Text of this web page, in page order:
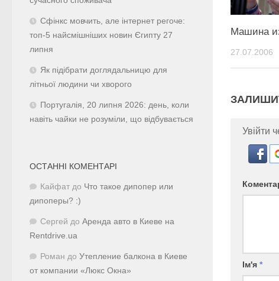
Машина
27.07.2006
Увійти
Ім'я *
Сфінкс мовчить, але інтернет регоче:
топ-5 найсмішніших новин Єгипту 27
липня
Як підібрати доглядальницю для
літньої людини чи хворого
Португалія, 20 липня 2026: день, коли
навіть чайки не розуміли, що відбувається
ОСТАННІ КОМЕНТАРІ
Кайфат до Что такое дипопер или
дипоперы? :)
Сергей до Аренда авто в Киеве на
Rentdrive.ua
Роман до Утепление балкона в Киеве
от компании «Люкс Окна»